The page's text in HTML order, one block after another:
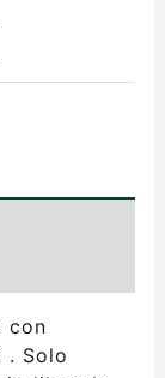
con
. Solo